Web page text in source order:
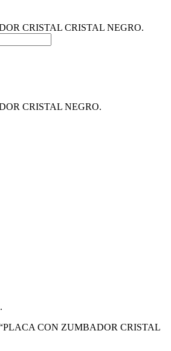
CRISTAL CRISTAL NEGRO.
CRISTAL NEGRO.
“PLACA CON ZUMBADOR CRISTAL